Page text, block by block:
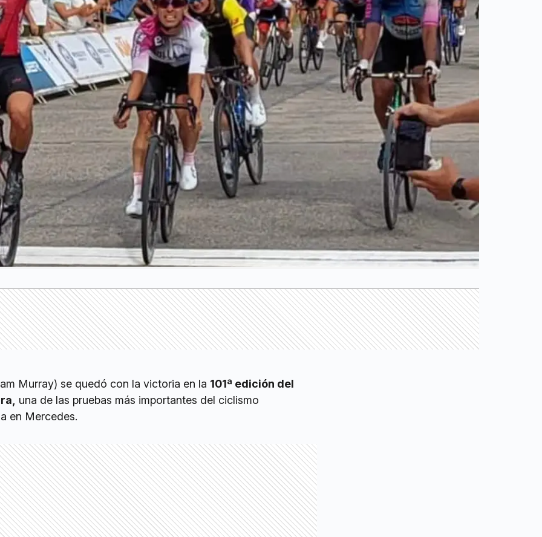
Murray) se quedó con la victoria en la 101ª edición del
una de las pruebas más importantes del ciclismo
en Mercedes.